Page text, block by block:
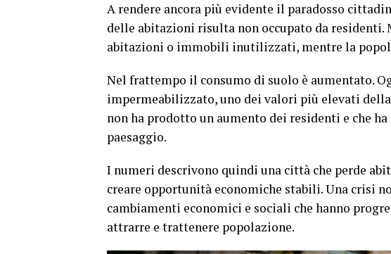
A rendere ancora più evidente il paradosso
delle abitazioni risulta non occupato da residenti.
abitazioni o immobili inutilizzati, mentre la
Nel frattempo il consumo di suolo è aumentato.
impermeabilizzato, uno dei valori più elevati
non ha prodotto un aumento dei residenti e che
paesaggio.
I numeri descrivono quindi una città che perde
creare opportunità economiche stabili. Una crisi
cambiamenti economici e sociali che hanno
attrarre e trattenere popolazione.